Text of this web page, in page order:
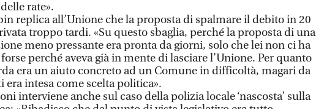
rate».
replica all’Unione che la proposta di spalmare il debito in 20
troppo tardi. «Su questo sbaglia, perché la proposta di una
meno pressante era pronta da giorni, solo che lei non ci ha
perché aveva già in mente di lasciare l’Unione. Per quanto
era un aiuto concreto ad un Comune in difficoltà, magari da
era intesa come scelta politica».
interviene anche sul caso della polizia locale ‘nascosta’ sulla